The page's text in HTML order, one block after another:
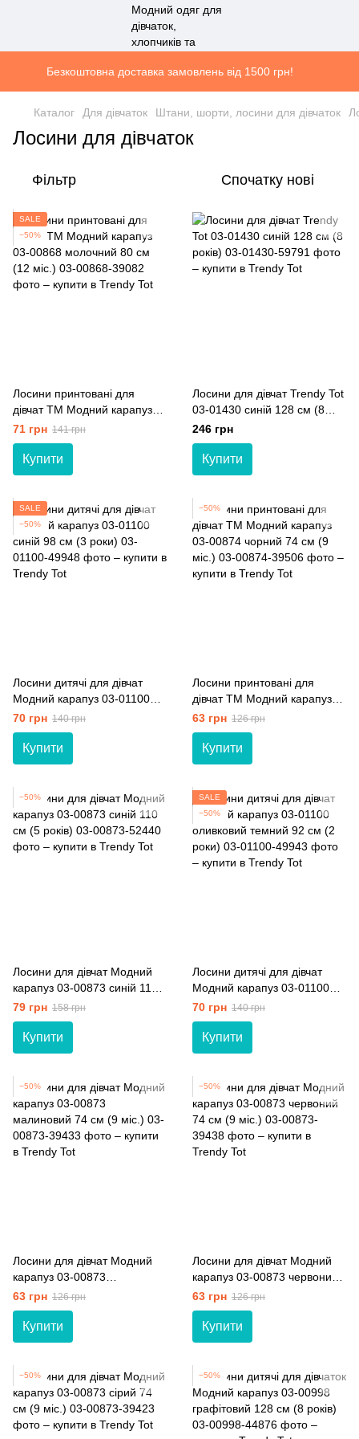
Безкоштовна доставка замовлень від 1500 грн!
Каталог Для дівчаток Штани, шорти, лосини для дівчаток
Лосини для дівчаток
Фільтр Спочатку нові
SALE
−50%
Лосини принтовані для
дівчат ТМ Модний карапуз
03-00868 молочний 80 см
(12 мiс.)
71 грн 141 грн
Купити
Лосини для дівчат Trendy Tot
03-01430 синій 128 см (8
років)
246 грн
Купити
SALE
−50%
Лосини дитячі для дівчат
Модний карапуз 03-01100
синій 98 см (3 роки)
70 грн 140 грн
Купити
−50%
Лосини принтовані для
дівчат ТМ Модний карапуз
03-00874 чорний 74 см (9
мiс.)
63 грн 126 грн
Купити
−50%
Лосини для дівчат Модний
карапуз 03-00873 синій 110
см (5 років)
79 грн 158 грн
Купити
SALE
−50%
Лосини дитячі для дівчат
Модний карапуз 03-01100
оливковий темний 92 см (2
роки)
70 грн 140 грн
Купити
−50%
Лосини для дівчат Модний
карапуз 03-00873
малиновий 74 см (9 мiс.)
63 грн 126 грн
Купити
−50%
Лосини для дівчат Модний
карапуз 03-00873 червоний
74 см (9 мiс.)
63 грн 126 грн
Купити
−50% −50%